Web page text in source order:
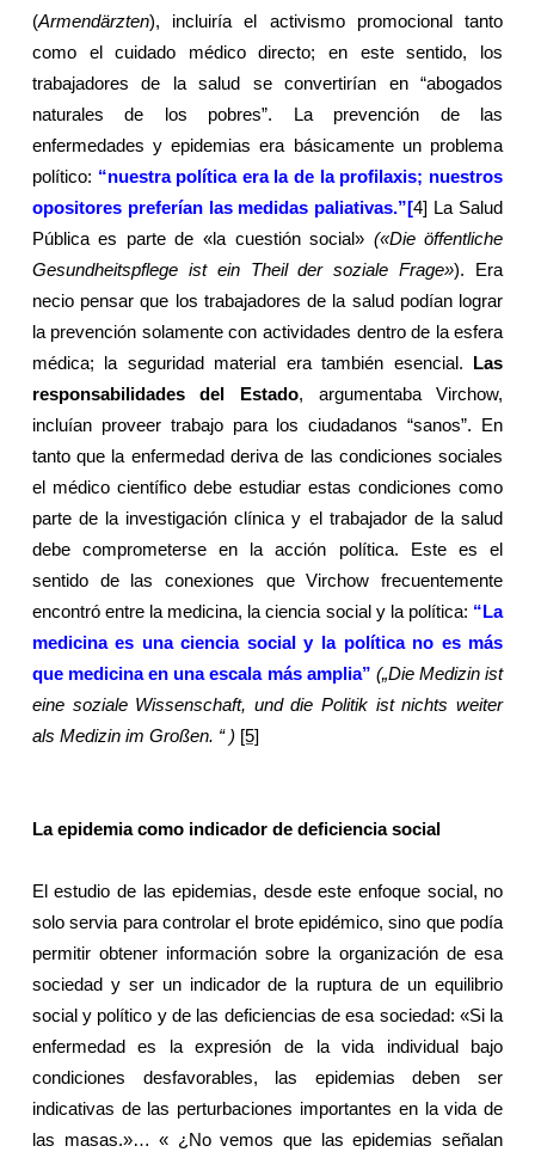
(Armendärzten), incluiría el activismo promocional tanto
como el cuidado médico directo; en este sentido, los
trabajadores de la salud se convertirían en “abogados
naturales de los pobres”. La prevención de las
enfermedades y epidemias era básicamente un problema
político: “nuestra política era la de la profilaxis; nuestros
opositores preferían las medidas paliativas.”[4]
La Salud
Pública es parte de «la cuestión social» («Die öffentliche
Gesundheitspflege ist ein Theil der soziale Frage»). Era
necio pensar que los trabajadores de la salud podían lograr
la prevención solamente con actividades dentro de la esfera
médica; la seguridad material era también esencial.
Las
responsabilidades del Estado, argumentaba Virchow,
incluían proveer trabajo para los ciudadanos “sanos”. En
tanto que la enfermedad deriva de las condiciones sociales
el médico científico debe estudiar estas condiciones como
parte de la investigación clínica y el trabajador de la salud
debe comprometerse en la acción política. Este es el
sentido de las conexiones que Virchow frecuentemente
encontró entre la medicina, la ciencia social y la política: “La
medicina es una ciencia social y la política no es más
que medicina en una escala más amplia” („Die Medizin ist
eine soziale Wissenschaft, und die Politik ist nichts weiter
als Medizin im Großen. “ ) [5]
La epidemia como indicador de deficiencia social
El estudio de las epidemias, desde este enfoque social, no
solo servia para controlar el brote epidémico, sino que podía
permitir obtener información sobre la organización de esa
sociedad y ser un indicador de la ruptura de un equilibrio
social y político y de las deficiencias de esa sociedad: «Si la
enfermedad es la expresión de la vida individual bajo
condiciones desfavorables, las epidemias deben ser
indicativas de las perturbaciones importantes en la vida de
las masas.»… « ¿No vemos que las epidemias señalan